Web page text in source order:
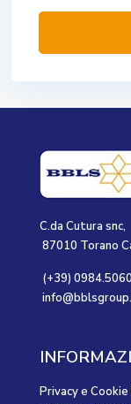
C.da Cutura snc,
87010 Torano
(+39)
Privacy e